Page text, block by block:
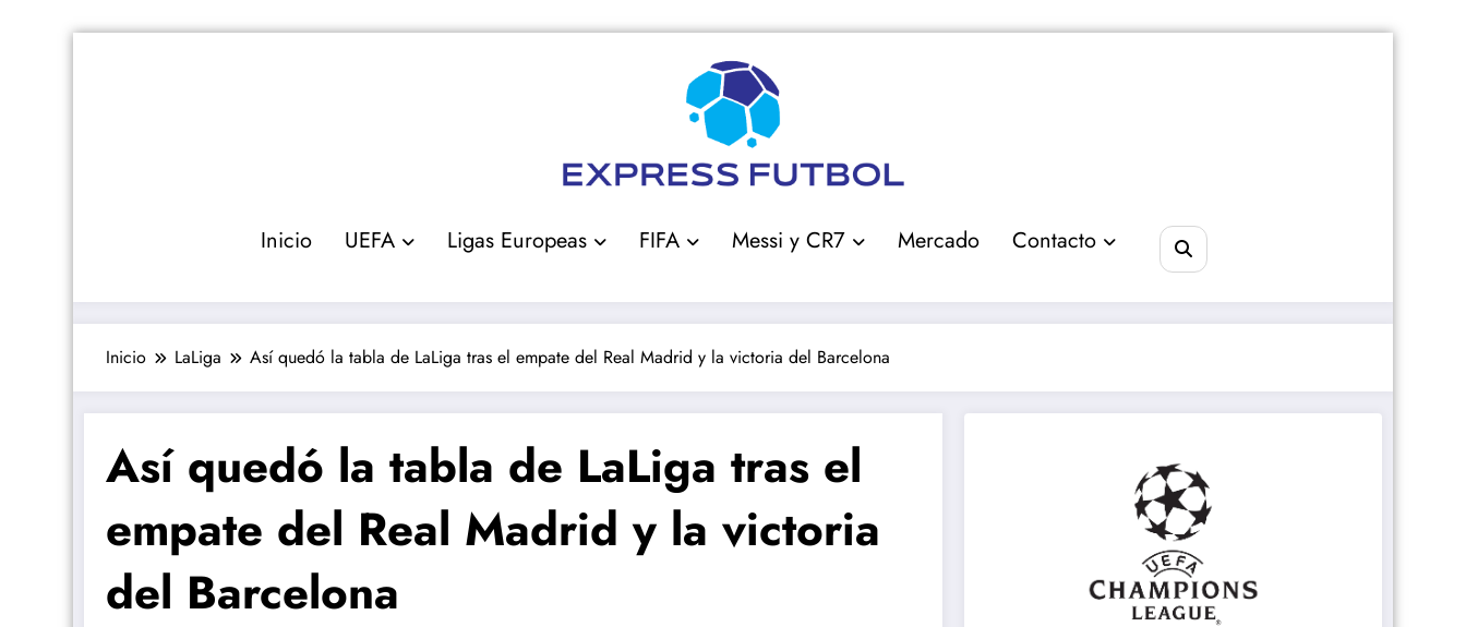
Inicio UEFA Ligas Europeas FIFA Messi y CR7 Mercado Contacto
Inicio LaLiga Así quedó la tabla de LaLiga tras el empate del Real Madrid y la victoria del Barcelona
Así quedó la tabla de LaLiga tras el
empate del Real Madrid y la victoria
del Barcelona